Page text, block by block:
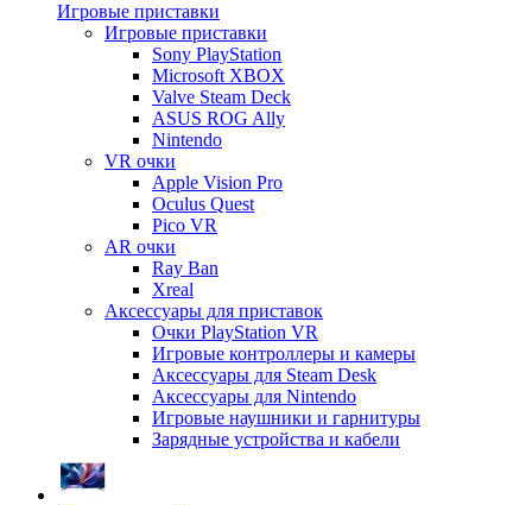
Игровые приставки
Игровые приставки
Sony PlayStation
Microsoft XBOX
Valve Steam Deck
ASUS ROG Ally
Nintendo
VR очки
Apple Vision Pro
Oculus Quest
Pico VR
AR очки
Ray Ban
Xreal
Аксессуары для приставок
Очки PlayStation VR
Игровые контроллеры и камеры
Аксессуары для Steam Desk
Аксессуары для Nintendo
Игровые наушники и гарнитуры
Зарядные устройства и кабели